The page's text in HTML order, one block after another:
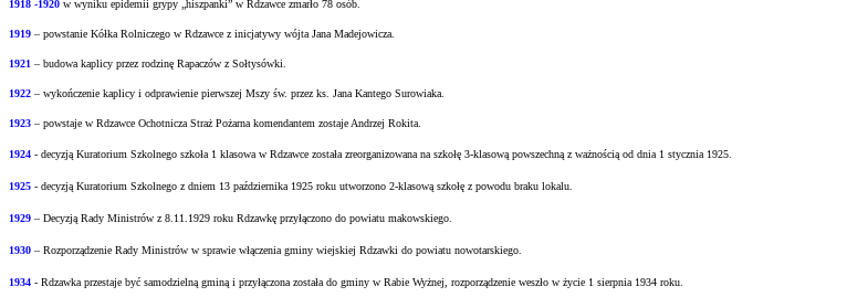
1918 -1920 w wyniku epidemii grypy „hiszpanki” w Rdzawce zmarło 78 osób.
1919 – powstanie Kółka Rolniczego w Rdzawce z inicjatywy wójta Jana Madejowicza.
1921 – budowa kaplicy przez rodzinę Rapaczów z Sołtysówki.
1922 – wykończenie kaplicy i odprawienie pierwszej Mszy św. przez ks. Jana Kantego Surowiaka.
1923 – powstaje w Rdzawce Ochotnicza Straż Pożarna komendantem zostaje Andrzej Rokita.
1924 - decyzją Kuratorium Szkolnego szkoła 1 klasowa w Rdzawce została zreorganizowana naszkołę 3-klasową powszechną z ważnością od dnia 1 stycznia 1925.
1925 - decyzją Kuratorium Szkolnego z dniem 13 października 1925 roku utworzono 2-klasowąszkołę z powodu braku lokalu.
1929 – Decyzją Rady Ministrów z 8.11.1929 roku Rdzawkę przyłączono do powiatu makowskiego.
1930 – Rozporządzenie Rady Ministrów w sprawie włączenia gminy wiejskiej Rdzawki do powiatu nowotarskiego.
1934 - Rdzawka przestaje być samodzielną gminą i przyłączona została do gminy w Rabie Wyżnej, rozporządzenie weszło w życie 1 sierpnia 1934 roku.